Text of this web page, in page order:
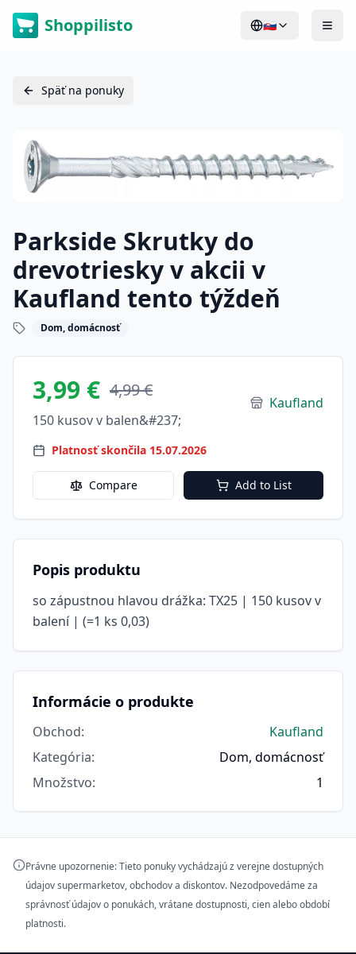
Shoppilisto 🇸🇰
Späť na ponuky
Parkside Skrutky do
drevotriesky v akcii v
Kaufland tento týždeň
Dom, domácnosť
3,99 € 4,99 €
150 kusov v balen&#237;
Kaufland
Platnosť skončila 15.07.2026
Compare Add to List
Popis produktu
so zápustnou hlavou drážka: TX25 | 150 kusov v
balení | (=1 ks 0,03)
Informácie o produkte
Obchod:
Kaufland
Kategória:
Dom, domácnosť
Množstvo: 1
Právne upozornenie: Tieto ponuky vychádzajú z verejne dostupných
údajov supermarketov, obchodov a diskontov. Nezodpovedáme za
správnosť údajov o ponukách, vrátane dostupnosti, cien alebo období
platnosti.